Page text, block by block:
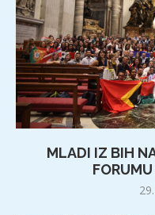
MLADI IZ BIH